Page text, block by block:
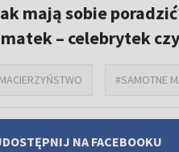
mają sobie
– celebrytek
#SAMOTNE
NA FACEBOOKU